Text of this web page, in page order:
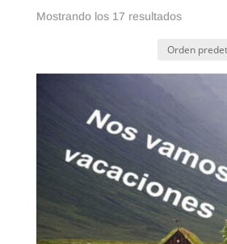
Mostrando los 17 resultados